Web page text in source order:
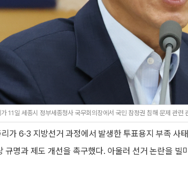
11일 세종시 정부세종청사 국무회의장에서 국민 참정권 침해 문제 관련
가 6·3 지방선거 과정에서 발생한 투표용지 부족 사
규명과 제도 개선을 촉구했다. 아울러 선거 논란을